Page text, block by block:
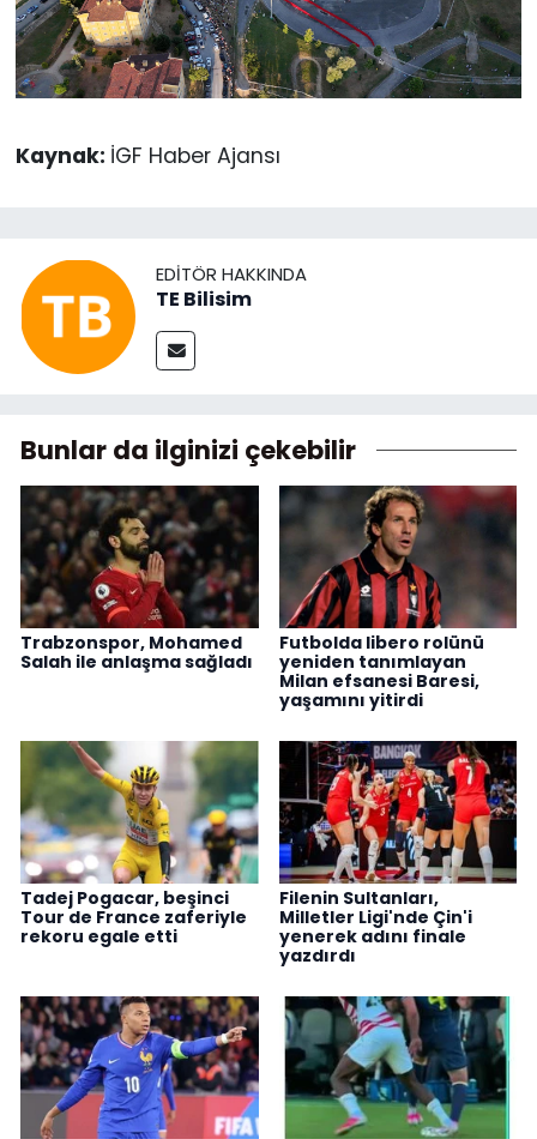
Kaynak: İGF Haber Ajansı
EDITÖR HAKKINDA
TE Bilisim
Bunlar da ilginizi çekebilir
Trabzonspor, Mohamed
Salah ile anlaşma sağladı
Futbolda libero rolünü
yeniden tanımlayan
Milan efsanesi Baresi,
yaşamını yitirdi
Tadej Pogacar, beşinci
Tour de France zaferiyle
rekoru egale etti
Filenin Sultanları,
Milletler Ligi'nde Çin'i
yenerek adını finale
yazdırdı